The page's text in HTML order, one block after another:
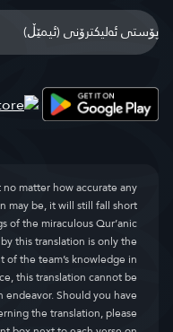
matter how accurate any
may be, it will still fall short
of the miraculous Qur’anic
this translation is only the
the team’s knowledge in
this translation cannot be
endeavor. Should you have
the translation, please